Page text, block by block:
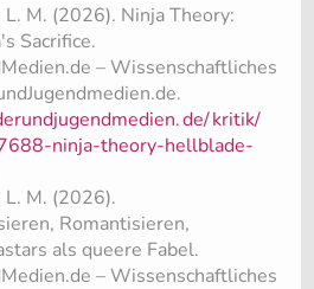
M. (2026). Ninja Theory:
Sacrifice.
– Wissenschaftliches
de/kritik/
ninja-theory-hellblade-
M. (2026).
Romantisieren,
als queere Fabel.
– Wissenschaftliches